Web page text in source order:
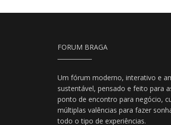
FORUM BRAGA
Um fórum moderno, interativo e
sustentável, pensado e feito para
ponto de encontro para negócio,
múltiplas valências para fazer
todo o tipo de experiências.